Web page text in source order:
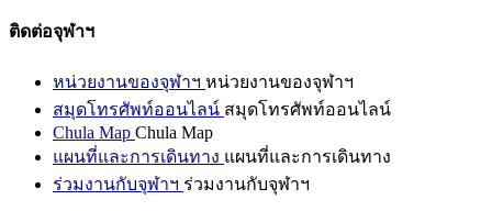
ติดต่อจุฬาฯ
หน่วยงานของจุฬาฯ หน่วยงานของจุฬาฯ
สมุดโทรศัพท์ออนไลน์ สมุดโทรศัพท์ออนไลน์
Chula Map Chula Map
แผนที่และการเดินทาง แผนที่และการเดินทาง
ร่วมงานกับจุฬาฯ ร่วมงานกับจุฬาฯ